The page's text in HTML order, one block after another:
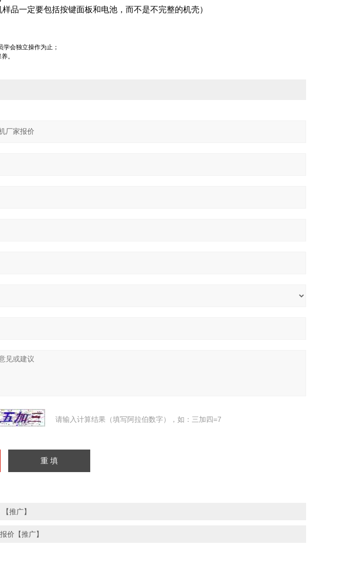
品一定要包括按键面板和电池，而不是不完整的机壳）
学会独立操作为止；
。
请输入计算结果（填写阿拉伯数字），如：三加四=7
推广】
价【推广】